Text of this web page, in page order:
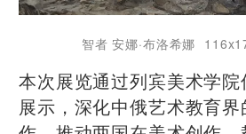
智者 安娜·布洛希娜
本次展览通过列宾美术学
展示，深化中俄艺术教育